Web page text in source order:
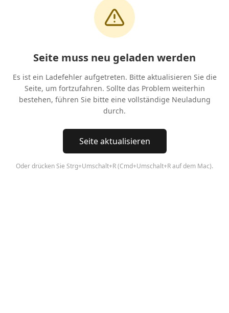
Seite muss neu geladen werden
Es ist ein Ladefehler aufgetreten. Bitte aktualisieren Sie die
Seite, um fortzufahren. Sollte das Problem weiterhin
bestehen, führen Sie bitte eine vollständige Neuladung
durch.
Seite aktualisieren
Oder drücken Sie Strg+Umschalt+R (Cmd+Umschalt+R auf dem Mac).